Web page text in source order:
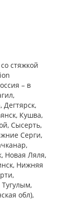
стяжкой
– в
Дегтярск,
Кушва,
Сысерть,
Cерги,
Новая Ляля,
Нижняя
обл),